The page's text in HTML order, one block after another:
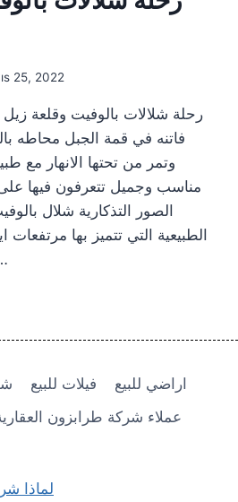
25, 2022
رحلة شلالات بالوفيت وقلعة
فاتنه في قمة الجبل محاطه
وتمر من تحتها الانهار مع
مناسب وجميل تتعرفون فيها
الصور التذكارية شلال
الطبيعية التي تتميز بها
خلابة
فيلات للبيع
اراضي للبيع
عملاء شركة طرابزون
لماذا